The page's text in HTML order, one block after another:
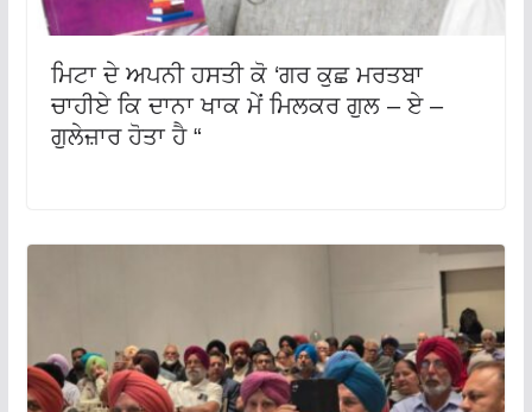
ਮਿਟਾ ਦੇ ਅਪਨੀ ਹਸਤੀ ਕੋ ‘ਗਰ ਕੁਛ ਮਰਤਬਾ
ਚਾਹੀਏ ਕਿ ਦਾਨਾ ਖਾਕ ਮੇਂ ਮਿਲਕਰ ਗੁਲ – ਏ –
ਗੁਲੇਜ਼ਾਰ ਹੋਤਾ ਹੈ “